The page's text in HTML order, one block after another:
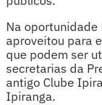
Na oportunidade
aproveitou para
que podem ser
secretarias da
antigo Clube
Ipiranga.